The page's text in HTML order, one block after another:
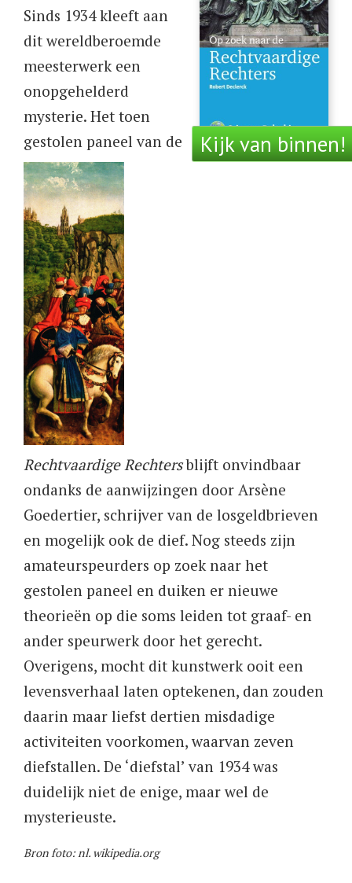
Kijk van binnen!
Sinds 1934 kleeft aan
dit wereldberoemde
meesterwerk een
onopgehelderd
mysterie. Het toen
gestolen paneel van de
Rechtvaardige Rechtersblijft onvindbaar
ondanks de aanwijzingen door Arsène
Goedertier, schrijver van de losgeldbrieven
en mogelijk ook de dief. Nog steeds zijn
amateurspeurders op zoek naar het
gestolen paneel en duiken er nieuwe
theorieën op die soms leiden tot graaf- en
ander speurwerk door het gerecht.
Overigens, mocht dit kunstwerk ooit een
levensverhaal laten optekenen, dan zouden
daarin maar liefst dertien misdadige
activiteiten voorkomen, waarvan zeven
diefstallen. De ‘diefstal’ van 1934 was
duidelijk niet de enige, maar wel de
mysterieuste.
Bron foto: nl. wikipedia.org